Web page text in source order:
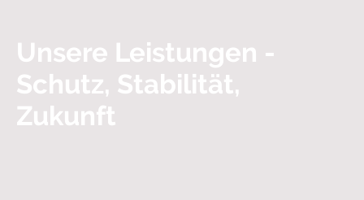
Unsere Leistungen -
Schutz, Stabilität,
Zukunft